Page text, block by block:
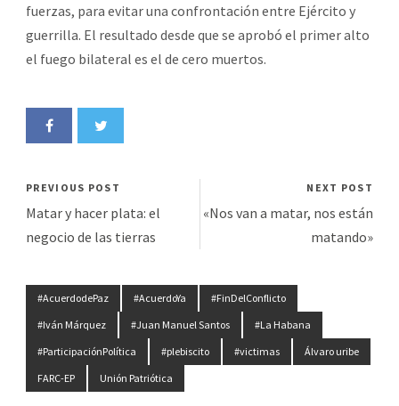
fuerzas, para evitar una confrontación entre Ejército y
guerrilla. El resultado desde que se aprobó el primer alto
el fuego bilateral es el de cero muertos.
PREVIOUS POST
Matar y hacer plata: el
negocio de las tierras
NEXT POST
«Nos van a matar, nos están
matando»
#AcuerdodePaz #AcuerdoYa
#FinDelConflicto
#Iván Márquez
#Juan Manuel Santos
#La Habana
#ParticipaciónPolítica
#plebiscito #victimas
Álvaro uribe
FARC-EP
Unión Patriótica